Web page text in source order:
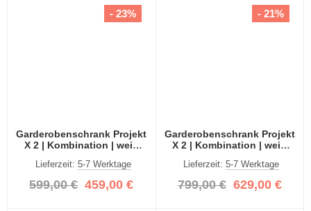
Garderobenschrank Projekt
X 2 | Kombination | weiß
2-teilig
Lieferzeit: 5-7 Werktage
599,00 € 459,00 €
- 23%
Garderobenschrank Projekt
X 2 | Kombination | weiß
Lieferzeit:5-7 Werktage
799,00 € 629,00 €
- 21%